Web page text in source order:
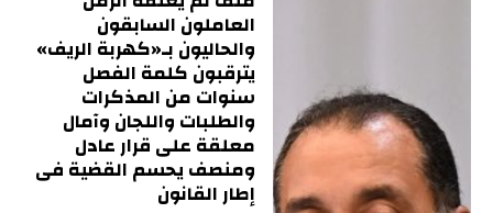
العاملون السابقون
والحاليون بـ«كهربة الريف»
يترقبون كلمة الفصل
سنوات من المذكرات
والطلبات واللجان وآمال
معلقة على قرار عادل
ومنصف يحسم القضية فى
إطار القانون